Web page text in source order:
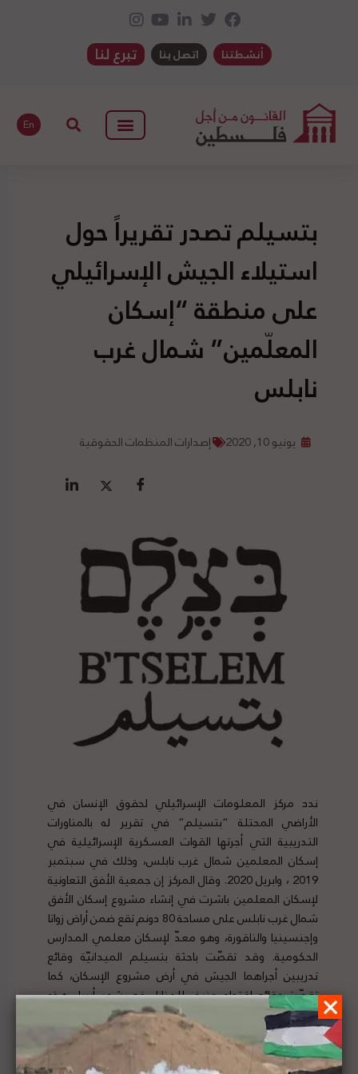
أنشطتنا اتصل بنا تبرع لنا
En
بتسيلم تصدر تقريراً حول
استيلاء الجيش الإسرائيلي
على منطقة “إسكان
المعلّمين” شمال غرب
نابلس
يونيو 10, 2020 إصدارات المنظمات الحقوقية
ندد مركز المعلومات الإسرائيلي لحقوق الإنسان في
الأراضي المحتلة “بتسيلم” في تقرير له بالمناورات
التدريبية التي أجرتها القوات العسكرية الإسرائيلية في
إسكان المعلمين شمال غرب نابلس، وذلك في سبتمبر
2019 ، وابريل 2020. وقال المركز إن جمعية الأفق التعاونية
لإسكان المعلمين باشرت في إنشاء مشروع إسكان الأفق
شمال غرب نابلس على مساحة 80 دونم تقع ضمن أراض زواتا
وإجنسينيا والناقورة، وهو معدّ لإسكان معلمي المدارس
الحكومية. وقد تقصّت باحثة بتسيلم الميدانيّة وقائع
تدريبين أجراهما الجيش في أرض مشروع الإسكان، كما
تقصّت وقائع اقتحام عنيف للمنازل في شهر أبريل هذه
السّنة بحجّة البحث عن مطلوبين. وشمل التقرير إفادة عدد
من المقيمين في الإسكان. لتفاصيل الخبر ومصدره الأصلي،
هنا